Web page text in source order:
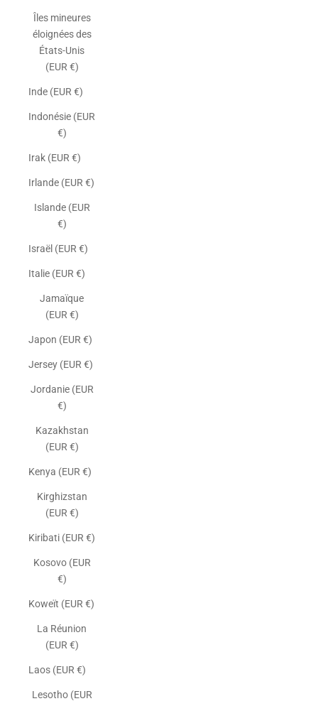
Îles mineures
éloignées des
États-Unis
(EUR €)
Inde (EUR €)
Indonésie (EUR
€)
Irak (EUR €)
Irlande (EUR €)
Islande (EUR
€)
Israël (EUR €)
Italie (EUR €)
Jamaïque
(EUR €)
Japon (EUR €)
Jersey (EUR €)
Jordanie (EUR
€)
Kazakhstan
(EUR €)
Kenya (EUR €)
Kirghizstan
(EUR €)
Kiribati (EUR €)
Kosovo (EUR
€)
Koweït (EUR €)
La Réunion
(EUR €)
Laos (EUR €)
Lesotho (EUR